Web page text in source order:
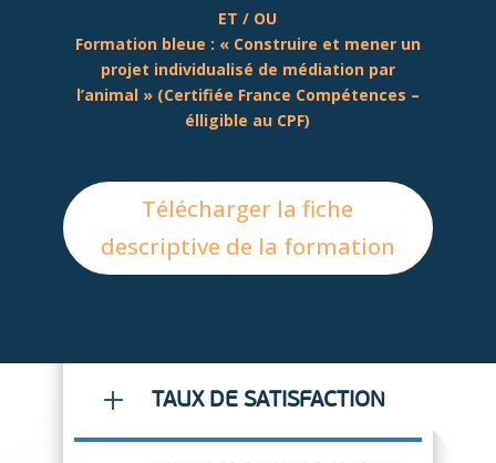
ET / OU
Formation bleue : « Construire et mener un
projet individualisé de médiation par
l’animal » (Certifiée France Compétences –
élligible au CPF)
Télécharger la fiche
descriptive de la formation
TAUX DE SATISFACTION